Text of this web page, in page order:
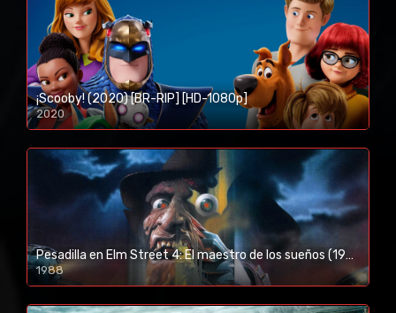
¡Scooby! (2020) [BR-RIP] [HD-1080p]
2020
1080p/720p
Pesadilla en Elm Street 4: El maestro de los sueños (1988) [BR-RIP] [HD-1080p]
1988